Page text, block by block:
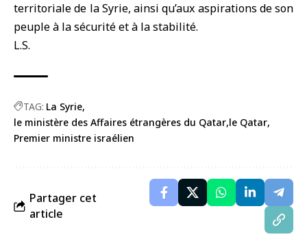
territoriale de la Syrie, ainsi qu’aux aspirations de son
peuple à la sécurité et à la stabilité.
L.S.
TAG: La Syrie
le ministère des Affaires étrangères du Qatar le Qatar
Premier ministre israélien
Partager cet
article